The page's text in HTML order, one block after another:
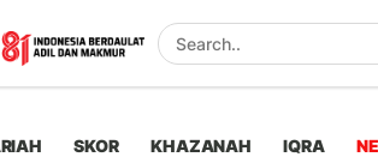
SKOR KHAZANAH IQRA